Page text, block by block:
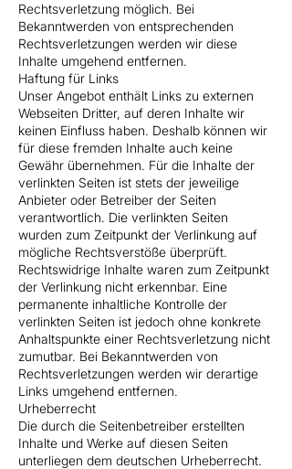
Rechtsverletzung möglich. Bei
Bekanntwerden von entsprechenden
Rechtsverletzungen werden wir diese
Inhalte umgehend entfernen.
Haftung für Links
Unser Angebot enthält Links zu externen
Webseiten Dritter, auf deren Inhalte wir
keinen Einfluss haben. Deshalb können wir
für diese fremden Inhalte auch keine
Gewähr übernehmen. Für die Inhalte der
verlinkten Seiten ist stets der jeweilige
Anbieter oder Betreiber der Seiten
verantwortlich. Die verlinkten Seiten
wurden zum Zeitpunkt der Verlinkung auf
mögliche Rechtsverstöße überprüft.
Rechtswidrige Inhalte waren zum Zeitpunkt
der Verlinkung nicht erkennbar. Eine
permanente inhaltliche Kontrolle der
verlinkten Seiten ist jedoch ohne konkrete
Anhaltspunkte einer Rechtsverletzung nicht
zumutbar. Bei Bekanntwerden von
Rechtsverletzungen werden wir derartige
Links umgehend entfernen.
Urheberrecht
Die durch die Seitenbetreiber erstellten
Inhalte und Werke auf diesen Seiten
unterliegen dem deutschen Urheberrecht.